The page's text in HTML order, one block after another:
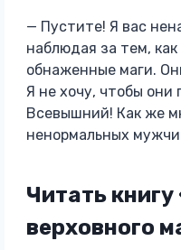
— Пустите! Я вас
наблюдая за тем,
обнаженные маги.
Я не хочу, чтобы они
Всевышний! Как же
ненормальных
Читать
верховного